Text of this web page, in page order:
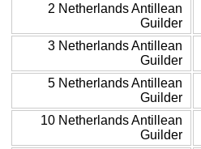
2 Netherlands Antillean
Guilder
3 Netherlands Antillean
Guilder
5 Netherlands Antillean
Guilder
10 Netherlands Antillean
Guilder